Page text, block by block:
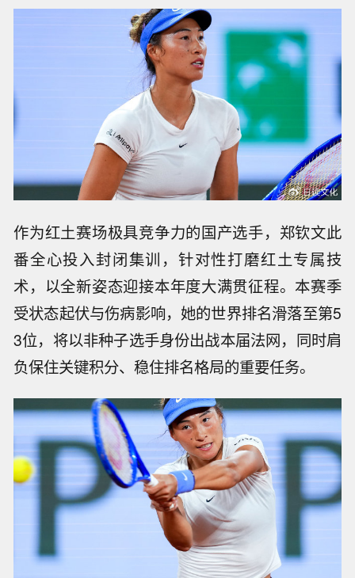
作为红土赛场极具竞争力的国产选手，郑钦文此
番全心投入封闭集训，针对性打磨红土专属技
术，以全新姿态迎接本年度大满贯征程。本赛季
受状态起伏与伤病影响，她的世界排名滑落至第5
3位，将以非种子选手身份出战本届法网，同时肩
负保住关键积分、稳住排名格局的重要任务。